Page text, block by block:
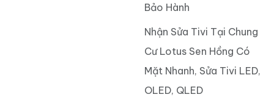
Bảo Hành
Nhận Sửa Tivi Tại Chung
Cư Lotus Sen Hồng Có
Mặt Nhanh, Sửa Tivi LED,
OLED, QLED